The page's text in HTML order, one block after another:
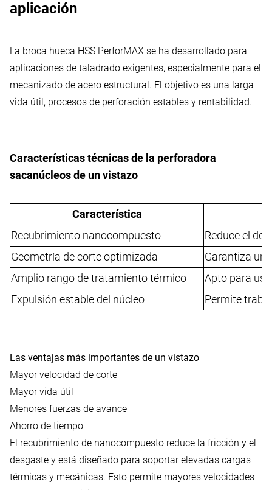
aplicación
La broca hueca HSS PerforMAX se ha desarrollado para
aplicaciones de taladrado exigentes, especialmente para el
mecanizado de acero estructural. El objetivo es una larga
vida útil, procesos de perforación estables y rentabilidad.
Características técnicas de la perforadora
sacanúcleos de un vistazo
Característica
Recubrimiento nanocompuesto
Reduce el
Geometría de corte optimizada
Garantiza un
Amplio rango de tratamiento térmico
Apto para
Expulsión estable del núcleo
Permite
Las ventajas más importantes de un vistazo
Mayor velocidad de corte
Mayor vida útil
Menores fuerzas de avance
Ahorro de tiempo
El recubrimiento de nanocompuesto reduce la fricción y el
desgaste y está diseñado para soportar elevadas cargas
térmicas y mecánicas. Esto permite mayores velocidades